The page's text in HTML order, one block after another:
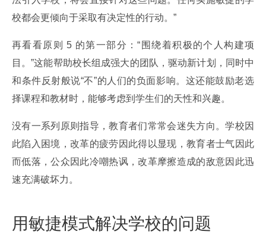
校都会更倾向于采取有决定性的行动。”
再看看原则 5 的第一部分：“围绕着积极的个人构建项
目。”这能帮助校长组成强大的团队，驱动新计划，同时中
和条件反射般说“不”的人们的负面影响。这还能鼓励老选
择课程和教材时，能够考虑到学生们的天性和兴趣。
没有一系列原则指导，教育者们常常会迷失方向。学校因
此陷入困境，改革的疲劳因此得以显现，教育者士气因此
而低落，公众因此冷嘲热讽，改革摩擦造成的敌意因此迅
速充满破坏力。
用敏捷模式解决学校的问题